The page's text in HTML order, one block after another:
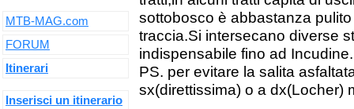
sottobosco è abbastanza
traccia.Si intersecano diverse
indispensabile fino ad Incudine.
PS. per evitare la salita
sx(direttissima) o a dx(Locher)
MTB-MAG.com
FORUM
Itinerari
Inserisci un itinerario